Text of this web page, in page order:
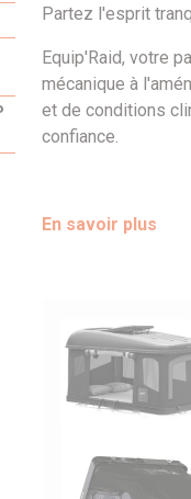
Partez l'esprit
Equip'Raid, votre
mécanique à
et de conditions
confiance.
En savoir plus